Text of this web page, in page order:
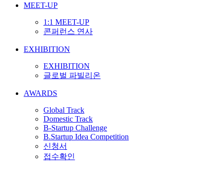
MEET-UP
1:1 MEET-UP
콘퍼런스 연사
EXHIBITION
EXHIBITION
글로벌 파빌리온
AWARDS
Global Track
Domestic Track
B-Startup Challenge
B.Startup Idea Competition
신청서
접수확인